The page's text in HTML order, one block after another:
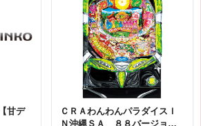
甘デ
ＣＲＡわんわんパラダイスＩ
Ｎ沖縄ＳＡ ８８バージョン